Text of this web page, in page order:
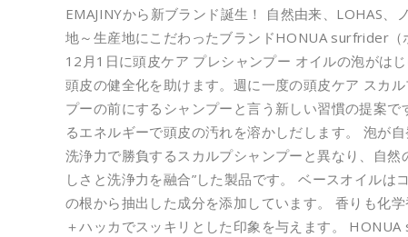
EMAJINYから新ブランド誕生！ 自然由来、LOHAS
地～生産地にこだわったブランドHONUA surfrider（
12月1日に頭皮ケア プレシャンプー オイルの泡がは
頭皮の健全化を助けます。週に一度の頭皮ケア スカ
プーの前にするシャンプーと言う新しい習慣の提案
るエネルギーで頭皮の汚れを溶かしだします。 泡が
洗浄力で勝負するスカルプシャンプーと異なり、自
しさと洗浄力を融合”した製品です。 ベースオイル
の根から抽出した成分を添加しています。 香りも化
＋ハッカでスッキリとした印象を与えます。